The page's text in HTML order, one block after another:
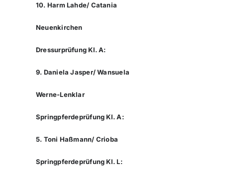
10. Harm Lahde/ Catania
Neuenkirchen
Dressurprüfung Kl. A:
9. Daniela Jasper/ Wansuela
Werne-Lenklar
Springpferdeprüfung Kl. A:
5. Toni Haßmann/ Crioba
Springpferdeprüfung Kl. L: